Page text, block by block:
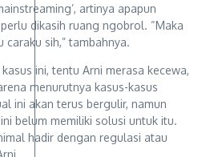
artinya apapun
dikasih ruang ngobrol. “Maka
sih,” tambahnya.
ini, tentu Arni merasa kecewa,
menurutnya kasus-kasus
ini akan terus bergulir, namun
belum memiliki solusi untuk itu.
hadir dengan regulasi atau